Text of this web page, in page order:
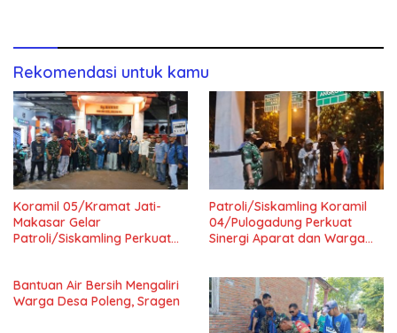
Rekomendasi untuk kamu
Koramil 05/Kramat Jati-
Makasar Gelar
Patroli/Siskamling Perkuat
Patroli/Siskamling Koramil
04/Pulogadung Perkuat
Sinergi Aparat dan Warga
Bantuan Air Bersih Mengaliri
Warga Desa Poleng, Sragen